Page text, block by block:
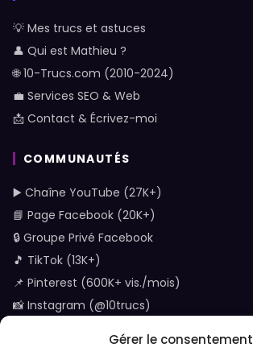
Gérer le consentement
💡 Mes trucs et astuces
👤 Qui est Mathieu ?
🌐 10-Trucs.com (2010-2024)
💼 Services SEO & Web
📩 Contact & Écrivez-moi
COMMUNAUTÉS
▶️ Chaîne YouTube (27K+)
📘 Page Facebook (20K+)
🔒 Groupe Privé Facebook
🎵 TikTok (13K+)
📌 Pinterest (600K+ vis./mois)
📸 Instagram (@10trucs)
CONTACT DIRECT